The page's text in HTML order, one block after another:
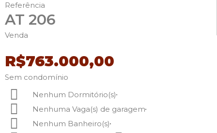
Referência
AT 206
Venda
R$763.000,00
Sem condomínio
Nenhum Dormitório(s)
Nenhuma Vaga(s) de garagem
Nenhum Banheiro(s)